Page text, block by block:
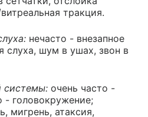
тракция.
нечасто - внезапное
слуха, шум в ушах, звон в
системы: очень часто -
- головокружение;
мигрень, атаксия,